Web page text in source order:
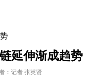
延伸渐成趋势
：记者 张英贤